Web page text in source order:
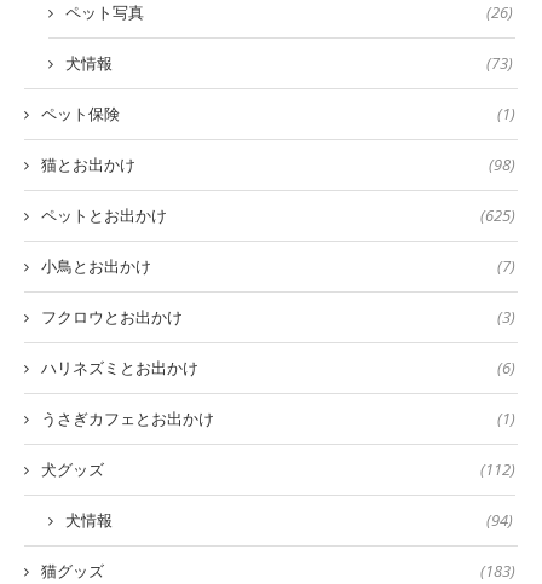
ペット写真 (26)
犬情報 (73)
ペット保険 (1)
猫とお出かけ (98)
ペットとお出かけ (625)
小鳥とお出かけ (7)
フクロウとお出かけ (3)
ハリネズミとお出かけ (6)
うさぎカフェとお出かけ (1)
犬グッズ (112)
犬情報 (94)
猫グッズ (183)